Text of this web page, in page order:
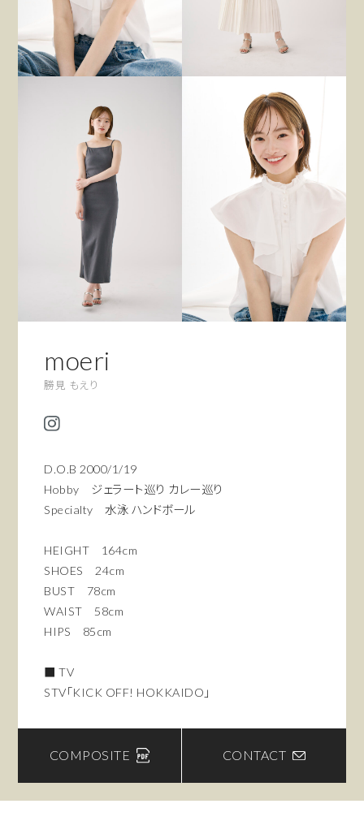
moeri
勝見 もえり
D.O.B 2000/1/19
Hobby ジェラート巡り カレー巡り
Specialty 水泳 ハンドボール
HEIGHT 164cm
SHOES 24cm
BUST 78cm
WAIST 58cm
HIPS 85cm
■ TV
STV「KICK OFF! HOKKAIDO」
HTB「イチ盛り！」
COMPOSITE CONTACT